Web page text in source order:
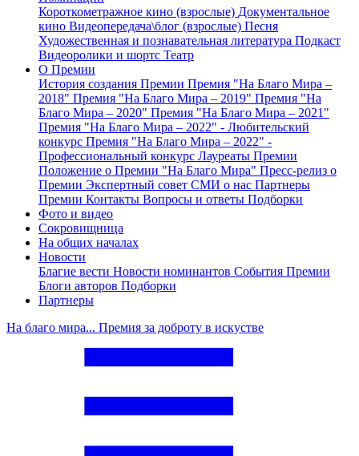
Короткометражное кино (взрослые) Документальное
кино Видеопередача\блог (взрослые) Песня
Художественная и познавательная литература Подкаст
Видеоролики и шортс Театр
О Премии
История создания Премии Премия "На Благо Мира –
2018" Премия "На Благо Мира – 2019" Премия "На
Благо Мира – 2020" Премия "На Благо Мира – 2021"
Премия "На Благо Мира – 2022" - Любительский
конкурс Премия "На Благо Мира – 2022" -
Профессиональный конкурс Лауреаты Премии
Положение о Премии "На Благо Мира" Пресс-релиз о
Премии Экспертный совет СМИ о нас Партнеры
Премии Контакты Вопросы и ответы Подборки
Фото и видео
Сокровищница
На общих началах
Новости
Благие вести Новости номинантов События Премии
Блоги авторов Подборки
Партнеры
На благо мира... Премия за доброту в искустве